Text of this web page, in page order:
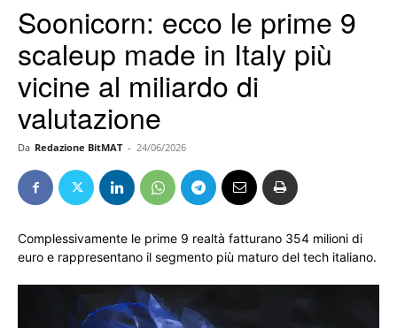
Soonicorn: ecco le prime 9
scaleup made in Italy più
vicine al miliardo di
valutazione
Da Redazione BitMAT - 24/06/2026
Complessivamente le prime 9 realtà fatturano 354 milioni di
euro e rappresentano il segmento più maturo del tech italiano.